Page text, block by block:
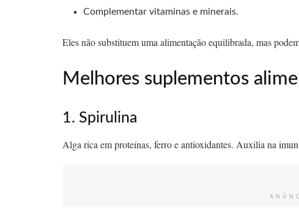
Complementar vitaminas e minerais.
Eles não substituem uma alimentação equilibrada, mas
Melhores suplementos
1. Spirulina
Alga rica em proteínas, ferro e antioxidantes. Auxilia na